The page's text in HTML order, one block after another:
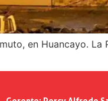
en Huancayo. La